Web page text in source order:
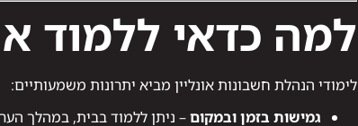
למה כדאי ללמוד
לימודי הנהלת חשבונות אונליין מביא יתרונות משמעותיים:
גמישות בזמן ובמקום– ניתן ללמוד בבית, במהלך